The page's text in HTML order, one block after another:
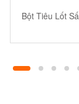
Bột Tiêu Lốt